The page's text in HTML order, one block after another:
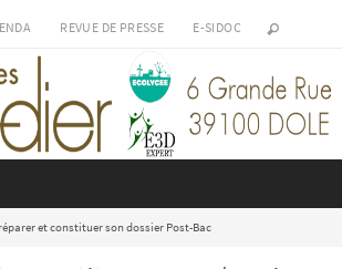
REVUE DE PRESSE E-SIDOC
et constituer son dossier Post-Bac